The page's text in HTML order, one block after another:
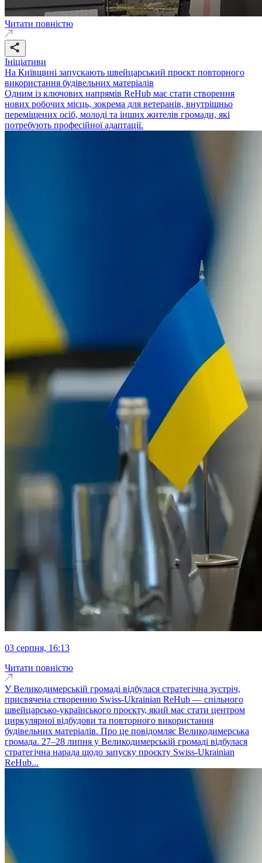
Читати повністю
Ініціативи
На Київщині запускають швейцарський проєкт повторного
використання будівельних матеріалів
Одним із ключових напрямів ReHub має стати створення
нових робочих місць, зокрема для ветеранів, внутрішньо
переміщених осіб, молоді та інших жителів громади, які
потребують професійної адаптації.
03 серпня, 16:13
Читати повністю
У Великодимерській громаді відбулася стратегічна зустріч,
присвячена створенню Swiss-Ukrainian ReHub — спільного
швейцарсько-українського проєкту, який має стати центром
циркулярної відбудови та повторного використання
будівельних матеріалів. Про це повідомляє Великодимерська
громада. 27–28 липня у Великодимерській громаді відбулася
стратегічна нарада щодо запуску проєкту Swiss-Ukrainian
ReHub...